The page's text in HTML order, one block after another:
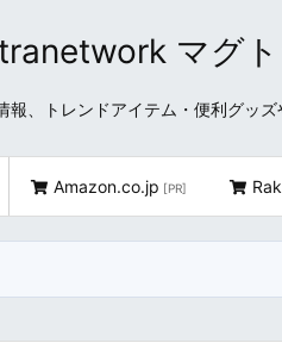
マグ
、トレンドアイテム・便利グッ
Amazon.co.jp [PR]